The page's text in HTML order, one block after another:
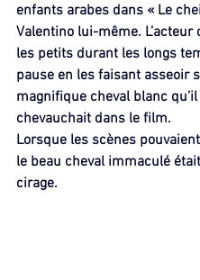
enfants arabes dans « Le
Valentino lui-même. L’acteur
les petits durant les longs
pause en les faisant asseoir
magnifique cheval blanc qu’il
chevauchait dans le film.
Lorsque les scènes
le beau cheval immaculé
cirage.